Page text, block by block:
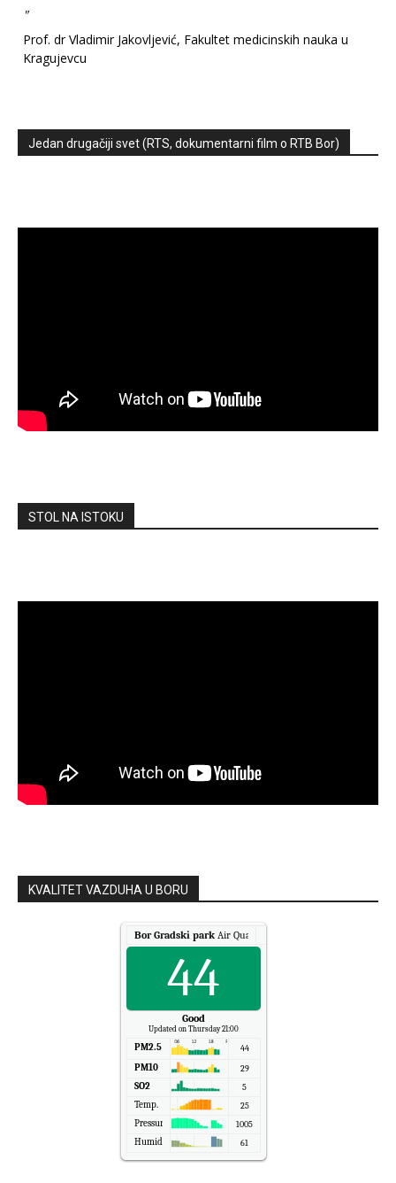
"
Prof. dr Vladimir Jakovljević, Fakultet medicinskih nauka u
Kragujevcu
Jedan drugačiji svet (RTS, dokumentarni film o RTB Bor)
STOL NA ISTOKU
KVALITET VAZDUHA U BORU
Bor Gradski park Air Quality.
44
Good
Updated on Thursday 21:00
PM2.5 44
PM10 29
SO2 5
Temp. 25
Pressure 1005
Humidity 61